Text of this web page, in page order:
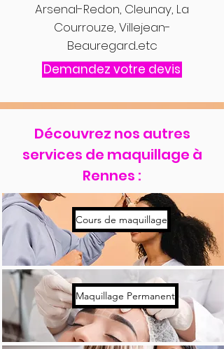
Arsenal-Redon, Cleunay, La
Courrouze, Villejean-
Beauregard...etc
Demandez votre devis
Découvrez nos autres
services de maquillage à
Rennes :
Cours de maquillage
Maquillage Permanent